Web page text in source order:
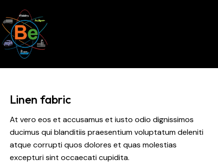
Linen fabric
At vero eos et accusamus et iusto odio dignissimos
ducimus qui blanditiis praesentium voluptatum deleniti
atque corrupti quos dolores et quas molestias
excepturi sint occaecati cupidita.